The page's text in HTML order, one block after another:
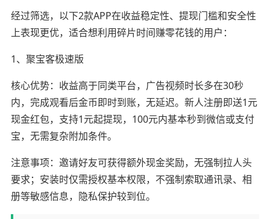
经过筛选，以下2款APP在收益稳定性、提现门槛和安全性
上表现更优，适合想利用碎片时间赚零花钱的用户：
1、聚宝客极速版
核心优势：收益高于同类平台，广告视频时长多在30秒
内，完成观看后金币即时到账，无延迟。新人注册即送1元
现金红包，支持1元起提现，100元内基本秒到微信或支付
宝，无需复杂附加条件。
注意事项：邀请好友可获得额外现金奖励，无强制拉人头
要求；安装时仅需授权基本权限，不强制索取通讯录、相
册等敏感信息，隐私保护较到位。